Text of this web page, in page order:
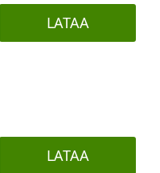
LATAA
LATAA